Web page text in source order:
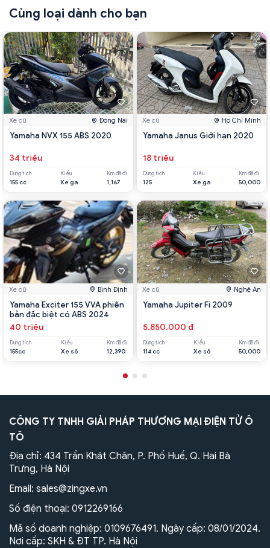
Cùng loại dành cho bạn
Xe cũ Đồng Nai
Yamaha NVX 155 ABS 2020
34 triệu
Dung tích
155 cc
Kiểu
Xe ga
Km đã đi
1,167
Xe cũ Bình Định
Yamaha Exciter 155 VVA phiên
bản đặc biệt có ABS 2024
40 triệu
Dung tích
155cc
Kiểu
Xe số
Km đã đi
12,390
Xe cũ Hồ Chí Minh
Yamaha Janus Giới hạn 2020
18 triệu
Dung tích
125
Kiểu
Xe ga
Km đã đi
50,000
Xe cũ Nghệ An
Yamaha Jupiter Fi 2009
5.850.000 đ
Dung tích
114 cc
Kiểu
Xe số
Km đã đi
50,000
CÔNG TY TNHH GIẢI PHÁP THƯƠNG MẠI ĐIỆN TỬ Ô
TÔ
Địa chỉ: 434 Trần Khát Chân, P. Phố Huế, Q. Hai Bà
Trưng, Hà Nội
Email: sales@zingxe.vn
Số điện thoại: 0912269166
Mã số doanh nghiệp: 0109676491. Ngày cấp: 08/01/2024.
Nơi cấp: SKH & ĐT TP. Hà Nội